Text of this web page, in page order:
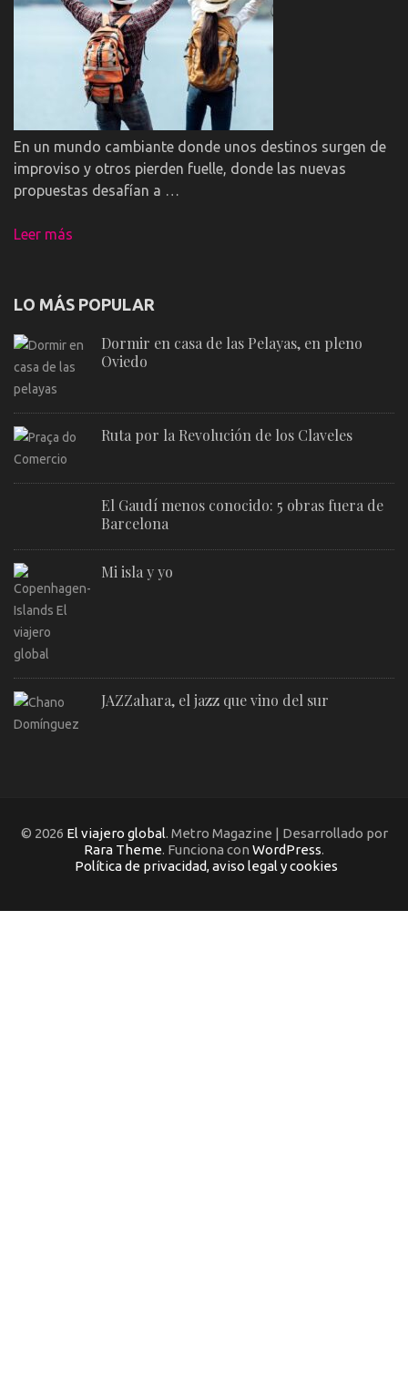
En un mundo cambiante donde unos destinos surgen de
improviso y otros pierden fuelle, donde las nuevas
propuestas desafían a …
Leer más
LO MÁS POPULAR
Dormir en casa de las Pelayas, en pleno
Oviedo
Ruta por la Revolución de los Claveles
El Gaudí menos conocido: 5 obras fuera de
Barcelona
Mi isla y yo
JAZZahara, el jazz que vino del sur
© 2026 El viajero global. Metro Magazine | Desarrollado por
Rara Theme. Funciona con WordPress.
Política de privacidad, aviso legal y cookies